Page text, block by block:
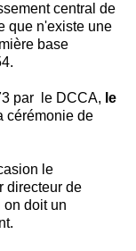
central de
que n'existe une
base
par le DCCA, le
cérémonie de
le
directeur de
on doit un